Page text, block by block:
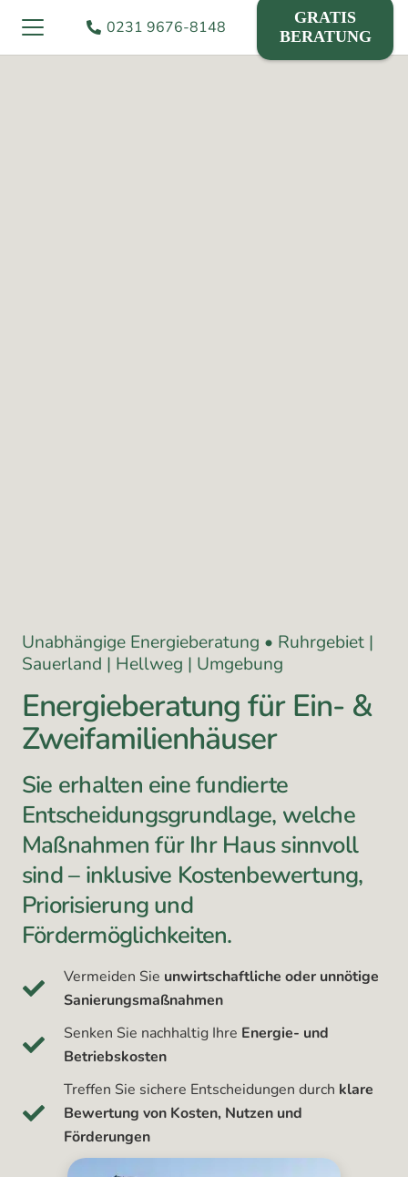
0231 9676-8148
GRATIS
BERATUNG
Unabhängige Energieberatung • Ruhrgebiet |
Sauerland | Hellweg | Umgebung
Energieberatung für Ein- &
Zweifamilienhäuser
Sie erhalten eine fundierte
Entscheidungsgrundlage, welche
Maßnahmen für Ihr Haus sinnvoll
sind – inklusive Kostenbewertung,
Priorisierung und
Fördermöglichkeiten.
Vermeiden Sie unwirtschaftliche oder unnötige
Sanierungsmaßnahmen
Senken Sie nachhaltig Ihre Energie- und
Betriebskosten
Treffen Sie sichere Entscheidungen durch klare
Bewertung von Kosten, Nutzen und
Förderungen